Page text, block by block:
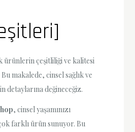
ürünlerin çeşitliliği ve kalitesi
makalede, cinsel sağlık ve
detaylarına değineceğiz.
, cinsel yaşamınızı
farklı ürün sunuyor. Bu